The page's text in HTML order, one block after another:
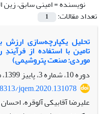
نویسنده =امینی سابق، زین
تعداد مقالات:
1
تحلیل یکپارچه‌سازی ارزش
موردی: صنعت پتروشیمی)
دوره 10، شماره 3، پاییز 1399، صفحه
jqem.2020.131078
علیرضا آقابیکی آلوقره،